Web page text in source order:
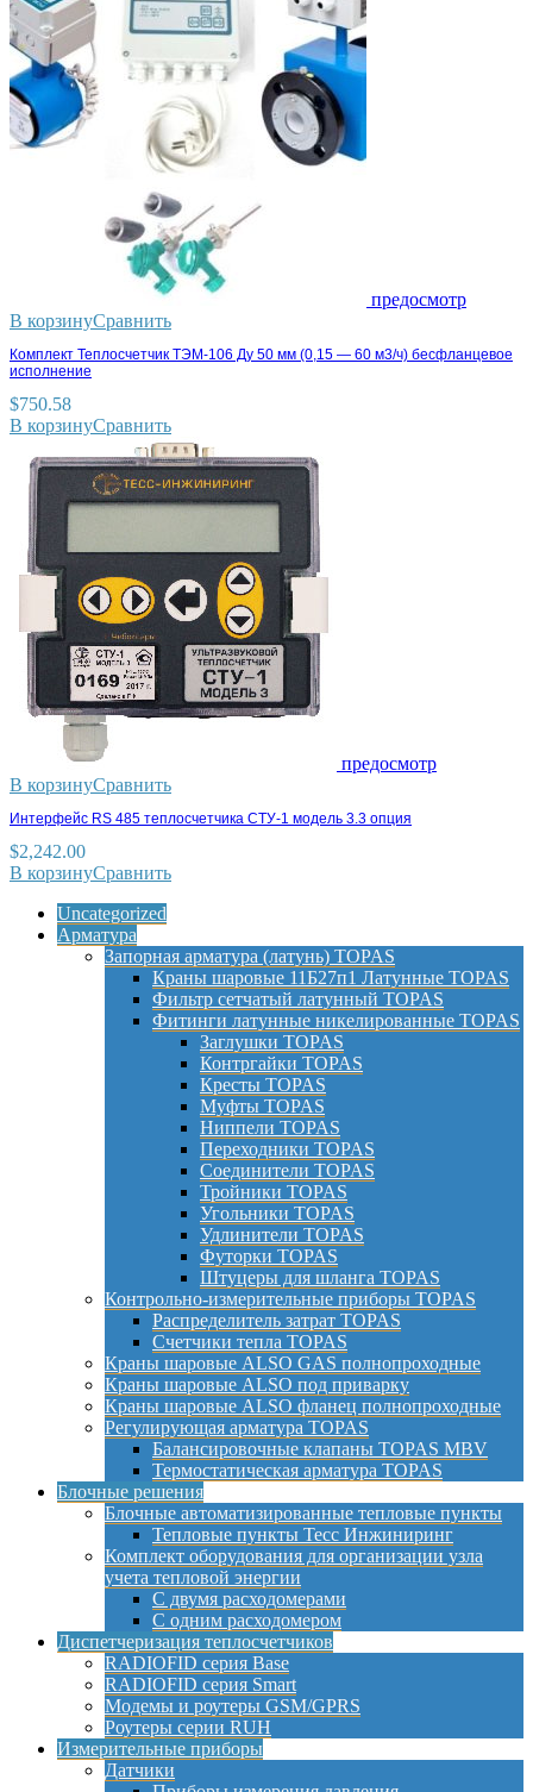
предосмотр
В корзинуСравнить
Комплект Теплосчетчик ТЭМ-106 Ду 50 мм (0,15 — 60 м3/ч) бесфланцевое
исполнение
$750.58
В корзинуСравнить
предосмотр
В корзинуСравнить
Интерфейс RS 485 теплосчетчика СТУ-1 модель 3.3 опция
$2,242.00
В корзинуСравнить
Uncategorized
Арматура
Запорная арматура (латунь) TOPAS
Краны шаровые 11Б27п1 Латунные TOPAS
Фильтр сетчатый латунный TOPAS
Фитинги латунные никелированные TOPAS
Заглушки TOPAS
Контргайки TOPAS
Кресты TOPAS
Муфты TOPAS
Ниппели TOPAS
Переходники TOPAS
Соединители TOPAS
Тройники TOPAS
Угольники TOPAS
Удлинители TOPAS
Футорки TOPAS
Штуцеры для шланга TOPAS
Контрольно-измерительные приборы TOPAS
Распределитель затрат TOPAS
Счетчики тепла TOPAS
Краны шаровые ALSO GAS полнопроходные
Краны шаровые ALSO под приварку
Краны шаровые ALSO фланец полнопроходные
Регулирующая арматура TOPAS
Балансировочные клапаны TOPAS MBV
Термостатическая арматура TOPAS
Блочные решения
Блочные автоматизированные тепловые пункты
Тепловые пункты Тесс Инжиниринг
Комплект оборудования для организации узла
учета тепловой энергии
С двумя расходомерами
С одним расходомером
Диспетчеризация теплосчетчиков
RADIOFID серия Base
RADIOFID серия Smart
Модемы и роутеры GSM/GPRS
Роутеры серии RUH
Измерительные приборы
Датчики